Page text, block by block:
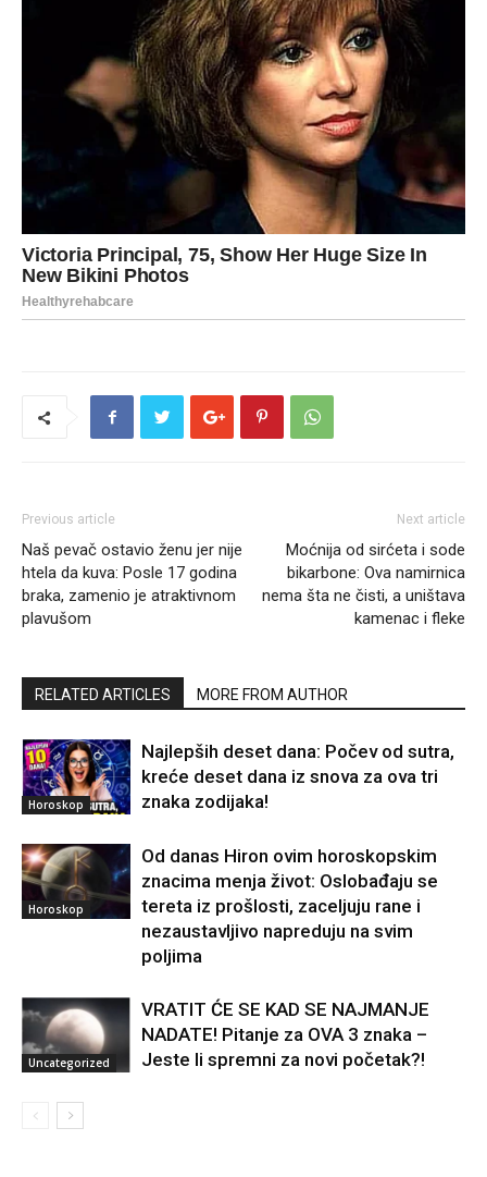
Previous article
Naš pevač ostavio ženu jer nije
htela da kuva: Posle 17 godina
braka, zamenio je atraktivnom
plavušom
Next article
Moćnija od sirćeta i sode
bikarbone: Ova namirnica
nema šta ne čisti, a uništava
kamenac i fleke
RELATED ARTICLES MORE FROM AUTHOR
Horoskop
Najlepših deset dana: Počev od sutra,
kreće deset dana iz snova za ova tri
znaka zodijaka!
Horoskop
Od danas Hiron ovim horoskopskim
znacima menja život: Oslobađaju se
tereta iz prošlosti, zaceljuju rane i
nezaustavljivo napreduju na svim
poljima
Uncategorized
VRATIT ĆE SE KAD SE NAJMANJE
NADATE! Pitanje za OVA 3 znaka –
Jeste li spremni za novi početak?!